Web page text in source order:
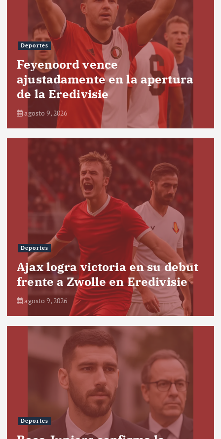
Deportes
Feyenoord vence
ajustadamente en la apertura
de la Eredivisie
agosto 9, 2026
Deportes
Ajax logra victoria en su debut
frente a Zwolle en Eredivisie
agosto 9, 2026
Deportes